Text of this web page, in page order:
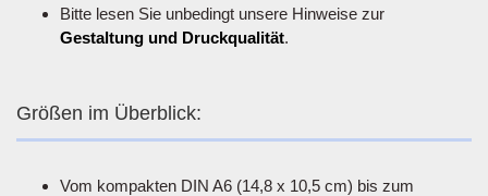
Bitte lesen Sie unbedingt unsere Hinweise zur
Gestaltung und Druckqualität.
Größen im Überblick:
Vom kompakten DIN A6 (14,8 x 10,5 cm) bis zum